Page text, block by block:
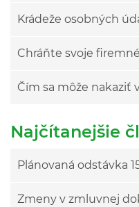
Krádeže osobných
Chráňte svoje
Čím sa môže nakaziť
Najčítanejšie
Plánovaná odstávka
Zmeny v zmluvnej